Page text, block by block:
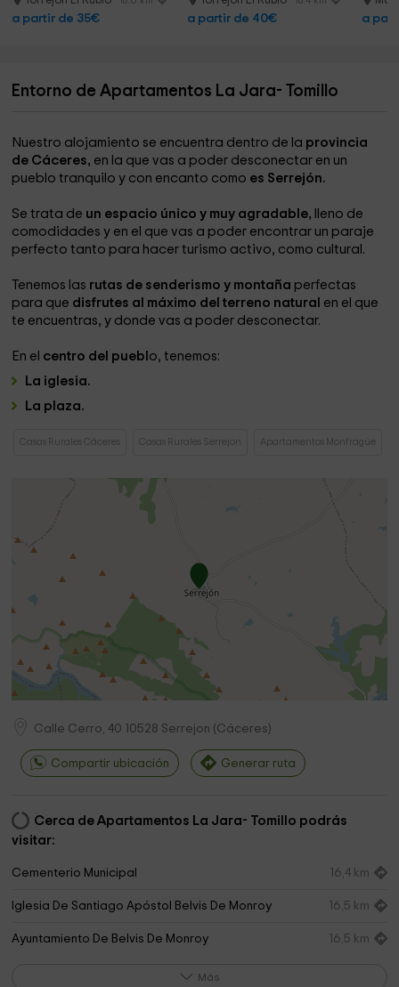
a partir de 35€ a partir de 40€ a
Entorno de Apartamentos La Jara- Tomillo
Nuestro alojamiento se encuentra dentro de la provincia
de Cáceres, en la que vas a poder desconectar en un
pueblo tranquilo y con encanto como es Serrejón.
Se trata de un espacio único y muy agradable, lleno de
comodidades y en el que vas a poder encontrar un paraje
perfecto tanto para hacer turismo activo, como cultural.
Tenemos las rutas de senderismo y montaña perfectas
para que disfrutes al máximo del terreno natural en el que
te encuentras, y donde vas a poder desconectar.
En el centro del puebl o, tenemos:
La iglesia.
La plaza.
Casas Rurales Cáceres Casas Rurales Serrejon Apartamentos Monfragüe
Calle Cerro, 40 10528 Serrejon (Cáceres)
Compartir ubicación Generar ruta
Cerca de Apartamentos La Jara- Tomillo podrás
visitar:
Cementerio Municipal 16,4 km
Iglesia De Santiago Apóstol Belvis De Monroy 16,5 km
Ayuntamiento De Belvis De Monroy 16,5 km
Más